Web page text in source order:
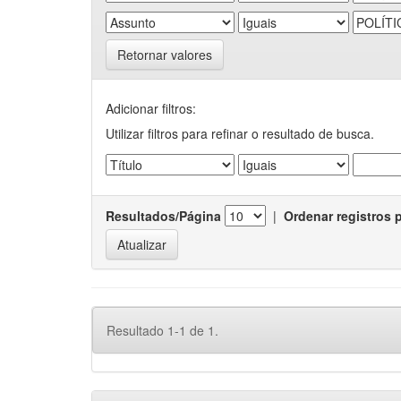
Retornar valores
Adicionar filtros:
Utilizar filtros para refinar o resultado de busca.
Resultados/Página | Ordenar registros
Resultado 1-1 de 1.